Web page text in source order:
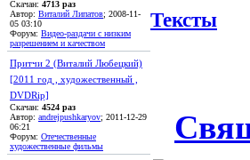
Скачан: 4713 раз
Автор: Виталий Липатов; 2008-11-
05 03:10
Форум: Видео-раздачи с низким
разрешением и качеством
Притчи 2 (Виталий Любецкий)
[2011 год , художественный ,
DVDRip]
Скачан: 4524 раз
Автор: andrejpushkaryov; 2011-12-29
06:21
Форум: Отечественные
художественные фильмы
Тексты